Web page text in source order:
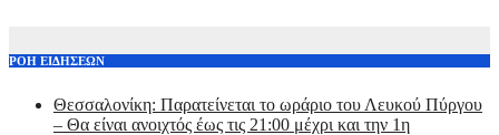
ΡΟΗ ΕΙΔΗΣΕΩΝ
Θεσσαλονίκη: Παρατείνεται το ωράριο του Λευκού Πύργου
– Θα είναι ανοιχτός έως τις 21:00 μέχρι και την 1η